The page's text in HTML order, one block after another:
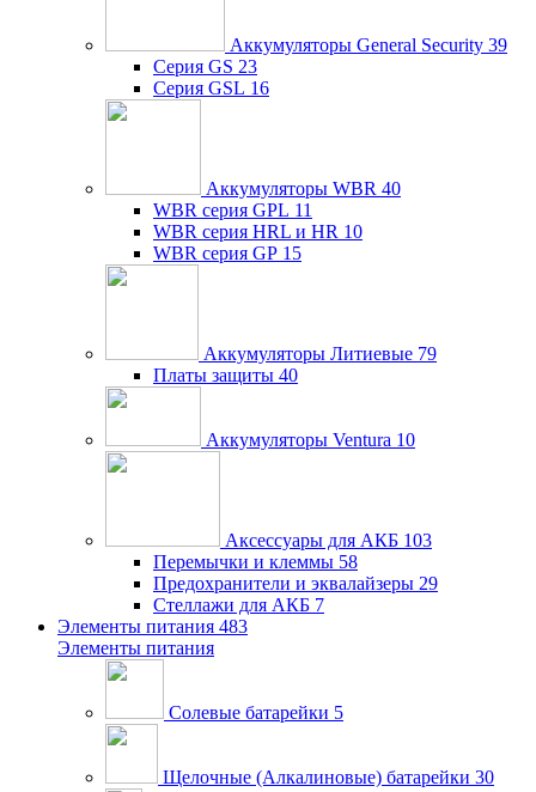
Аккумуляторы General Security 39
Серия GS 23
Серия GSL 16
Аккумуляторы WBR 40
WBR серия GPL 11
WBR серия HRL и HR 10
WBR серия GP 15
Аккумуляторы Литиевые 79
Платы защиты 40
Аккумуляторы Ventura 10
Аксессуары для АКБ 103
Перемычки и клеммы 58
Предохранители и эквалайзеры 29
Стеллажи для АКБ 7
Элементы питания 483
Элементы питания
Солевые батарейки 5
Щелочные (Алкалиновые) батарейки 30